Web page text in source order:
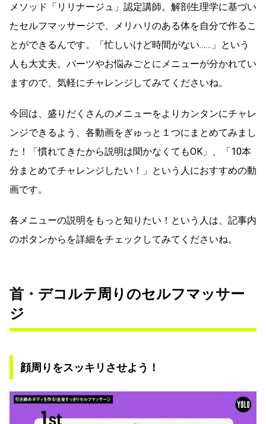
メソッド「リリナージュ」認定講師。解剖生理学に基づい
たセルフマッサージで、メリハリのある体を自分で作るこ
とができるんです。「忙しいけど時間がない……」という
人も大丈夫。パーツやお悩みごとにメニューが分かれてい
ますので、気軽にチャレンジしてみてくださいね。
今回は、盛りだくさんのメニューをよりカンタンにチャレ
ンジできるよう、各動画をぎゅっと１つにまとめてみまし
た！「慣れてきたから説明は聞かなくてもOK」、「10本
分まとめてチャレンジしたい！」という人におすすめの動
画です。
各メニューの説明をもっと知りたい！という人は、記事内
のボタンからを詳細をチェックしてみてくださいね。
首・デコルテ周りのセルフマッサー
ジ
顔周りをスッキリさせよう！